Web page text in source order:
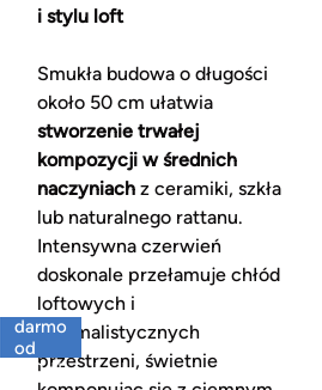
darmo
od
150 zł
i stylu loft
Smukła budowa o długości
około 50 cm ułatwia
stworzenie trwałej
kompozycji w średnich
naczyniachz ceramiki, szkła
lub naturalnego rattanu.
Intensywna czerwień
doskonale przełamuje chłód
loftowych i
minimalistycznych
przestrzeni, świetnie